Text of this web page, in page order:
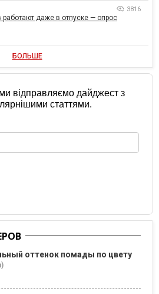
3816
работают даже в отпуске — опрос
БОЛЬШЕ
відправляємо дайджест з
статтями.
оттенок помады по цвету